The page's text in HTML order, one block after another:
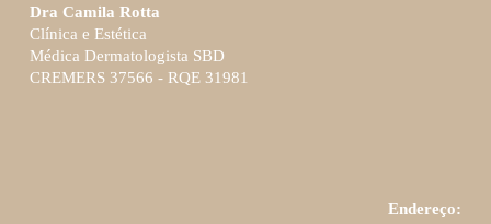
Dra Camila Rotta
Clínica e Estética
Médica Dermatologista SBD
CREMERS 37566 - RQE 31981
Endereço: